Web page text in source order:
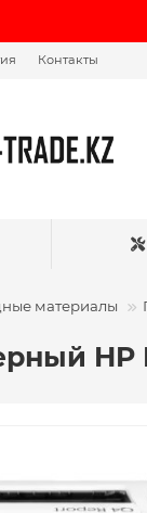
Контакты
материалы
HP